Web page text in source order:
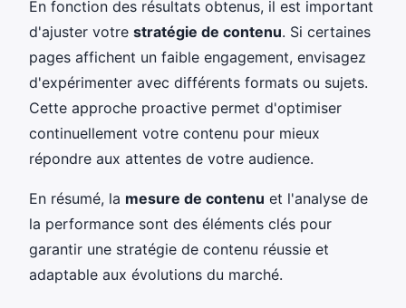
En fonction des résultats obtenus, il est important
d'ajuster votre stratégie de contenu. Si certaines
pages affichent un faible engagement, envisagez
d'expérimenter avec différents formats ou sujets.
Cette approche proactive permet d'optimiser
continuellement votre contenu pour mieux
répondre aux attentes de votre audience.
En résumé, la mesure de contenu et l'analyse de
la performance sont des éléments clés pour
garantir une stratégie de contenu réussie et
adaptable aux évolutions du marché.